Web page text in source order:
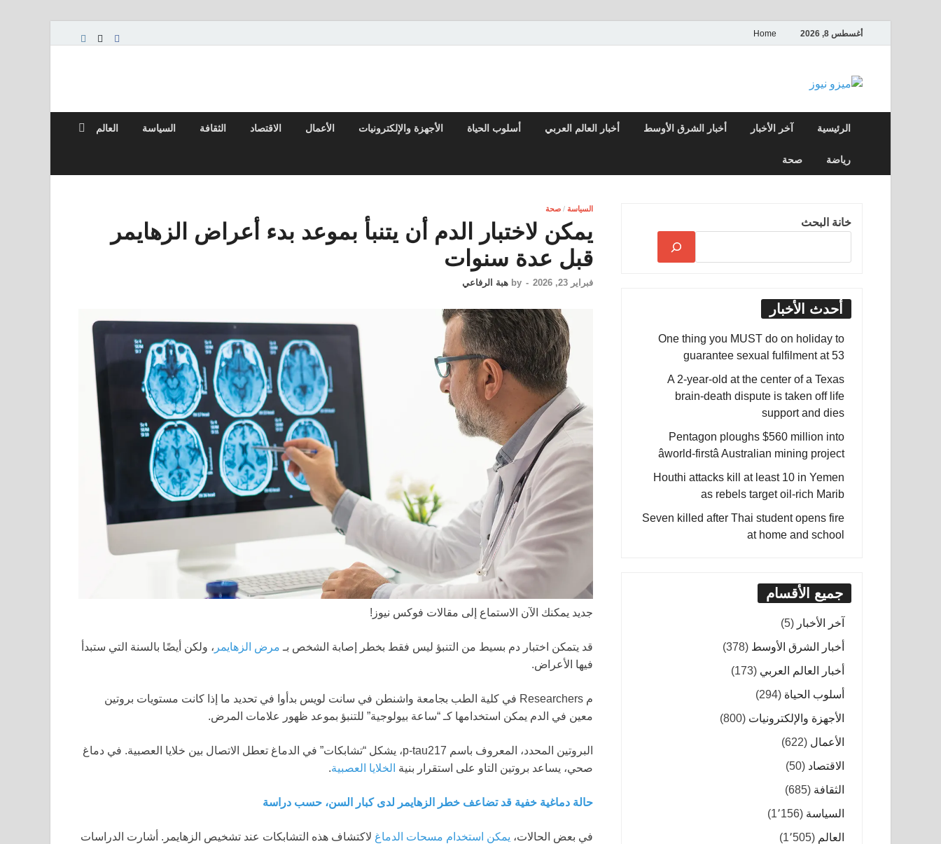
أغسطس 8, 2026 Home
ميزو نيوز
الرئيسية آخر الأخبار أخبار الشرق الأوسط أخبار العالم العربي أسلوب الحياة الأجهزة والإلكترونيات الأعمال الاقتصاد الثقافة السياسة العالم
رياضة صحة
السياسة / صحة
يمكن لاختبار الدم أن يتنبأ بموعد بدء أعراض الزهايمر
قبل عدة سنوات
فبراير 23, 2026 -
by هبة الرفاعي
جديد يمكنك الآن الاستماع إلى مقالات فوكس نيوز!
قد يتمكن اختبار دم بسيط من التنبؤ ليس فقط بخطر إصابة الشخص بـ مرض الزهايمر ، ولكن أيضًا بالسنة التي ستبدأ
فيها الأعراض.
م Researchers في كلية الطب بجامعة واشنطن في سانت لويس بدأوا في تحديد ما إذا كانت مستويات بروتين
معين في الدم يمكن استخدامها كـ “ساعة بيولوجية” للتنبؤ بموعد ظهور علامات المرض.
البروتين المحدد، المعروف باسم p-tau217، يشكل “تشابكات” في الدماغ تعطل الاتصال بين خلايا العصبية. في دماغ
صحي، يساعد بروتين التاو على استقرار بنية الخلايا العصبية.
حالة دماغية خفية قد تضاعف خطر الزهايمر لدى كبار السن، حسب دراسة
في بعض الحالات، يمكن استخدام مسحات الدماغ لاكتشاف هذه التشابكات عند تشخيص الزهايمر. أشارت الدراسات
خانة البحث
أحدث الأخبار
One thing you MUST do on holiday to
guarantee sexual fulfilment at 53
A 2-year-old at the center of a Texas
brain-death dispute is taken off life
support and dies
Pentagon ploughs $560 million into
âworld-firstâ Australian mining project
Houthi attacks kill at least 10 in Yemen
as rebels target oil-rich Marib
Seven killed after Thai student opens fire
at home and school
جميع الأقسام
آخر الأخبار (5)
أخبار الشرق الأوسط (378)
أخبار العالم العربي (173)
أسلوب الحياة (294)
الأجهزة والإلكترونيات (800)
الأعمال (622)
الاقتصاد (50)
الثقافة (685)
السياسة (1٬156)
العالم (1٬505)